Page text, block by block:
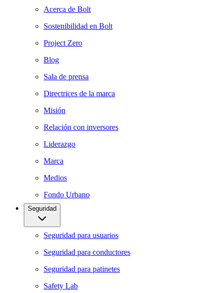
Acerca de Bolt
Sostenibilidad en Bolt
Project Zero
Blog
Sala de prensa
Directrices de la marca
Misión
Relación con inversores
Liderazgo
Marca
Medios
Fondo Urbano
Seguridad
Seguridad para usuarios
Seguridad para conductores
Seguridad para patinetes
Safety Lab